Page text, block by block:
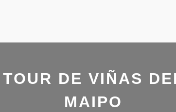
TOUR DE VIÑAS
MAIPO